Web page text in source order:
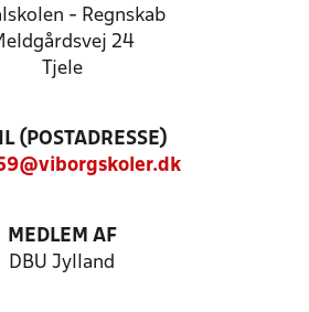
- Regnskab
24
Tjele
(POSTADRESSE)
MEDLEM AF
DBU Jylland